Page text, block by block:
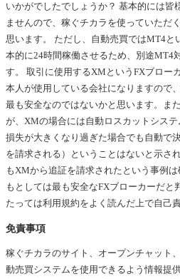
いかがでしたでしょうか？ 基本的には皆
ませんので、稼ぐチカラを使っていただ
思います。 ただし、自動売買ではMT4と
本的に24時間稼働させるため、別途MT4
す。 取引に使用するXMというFXブロー
本人が使用している会社になりますので
最も安全なのではないかと思います。ま
が、XMの場合には自動ロスカットシス
損失が大きくなり過ぎた場合でも自動で
を請求される）ということはないと示さ
もXMから追証を請求されたという事例
もとしては最も安全なFXブローカーだと
たっては利用規約をよく読んだ上で自己
免責事項
稼ぐチカラのサイト、オープンチャット
動売買システムを使用できるよう情報提